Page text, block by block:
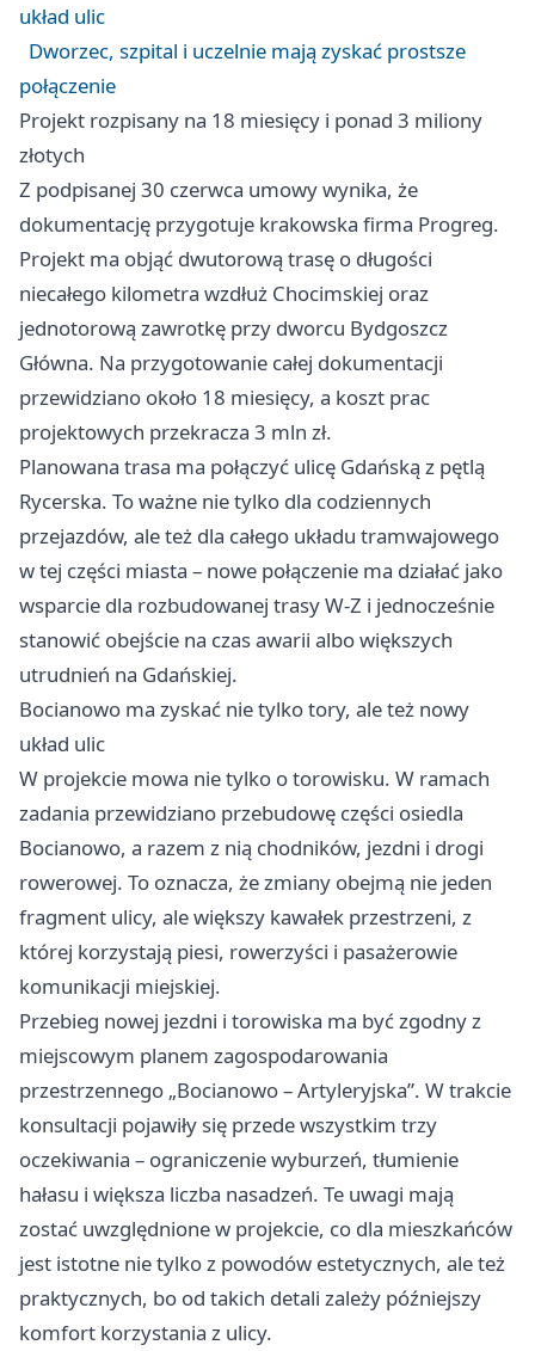
układ ulic
Dworzec, szpital i uczelnie mają zyskać prostsze
połączenie
Projekt rozpisany na 18 miesięcy i ponad 3 miliony
złotych
Z podpisanej 30 czerwca umowy wynika, że
dokumentację przygotuje krakowska firma Progreg.
Projekt ma objąć dwutorową trasę o długości
niecałego kilometra wzdłuż Chocimskiej oraz
jednotorową zawrotkę przy dworcu Bydgoszcz
Główna. Na przygotowanie całej dokumentacji
przewidziano około 18 miesięcy, a koszt prac
projektowych przekracza 3 mln zł.
Planowana trasa ma połączyć ulicę Gdańską z pętlą
Rycerska. To ważne nie tylko dla codziennych
przejazdów, ale też dla całego układu tramwajowego
w tej części miasta – nowe połączenie ma działać jako
wsparcie dla rozbudowanej trasy W-Z i jednocześnie
stanowić obejście na czas awarii albo większych
utrudnień na Gdańskiej.
Bocianowo ma zyskać nie tylko tory, ale też nowy
układ ulic
W projekcie mowa nie tylko o torowisku. W ramach
zadania przewidziano przebudowę części osiedla
Bocianowo, a razem z nią chodników, jezdni i drogi
rowerowej. To oznacza, że zmiany obejmą nie jeden
fragment ulicy, ale większy kawałek przestrzeni, z
której korzystają piesi, rowerzyści i pasażerowie
komunikacji miejskiej.
Przebieg nowej jezdni i torowiska ma być zgodny z
miejscowym planem zagospodarowania
przestrzennego „Bocianowo – Artyleryjska”. W trakcie
konsultacji pojawiły się przede wszystkim trzy
oczekiwania – ograniczenie wyburzeń, tłumienie
hałasu i większa liczba nasadzeń. Te uwagi mają
zostać uwzględnione w projekcie, co dla mieszkańców
jest istotne nie tylko z powodów estetycznych, ale też
praktycznych, bo od takich detali zależy późniejszy
komfort korzystania z ulicy.